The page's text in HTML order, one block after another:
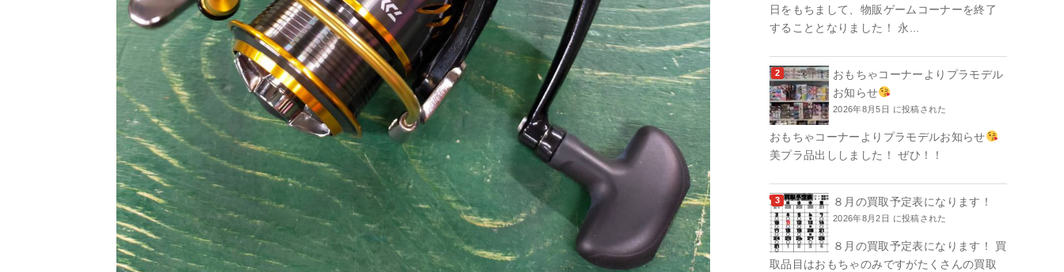
日をもちまして、物販ゲームコーナーを終了
することとなりました！ 永...
おもちゃコーナーよりプラモデル
お知らせ
2026年8月5日 に投稿された
おもちゃコーナーよりプラモデルお知らせ
美プラ品出ししました！ ぜひ！！
８月の買取予定表になります！
2026年8月2日 に投稿された
８月の買取予定表になります！ 買
取品目はおもちゃのみですがたくさんの買取